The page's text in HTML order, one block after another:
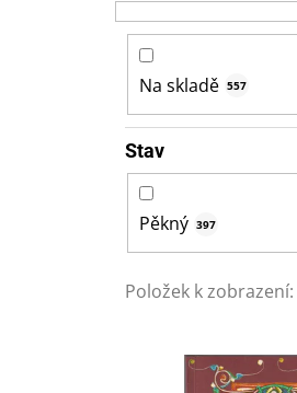
Na skladě 557
Stav
Pěkný 397
Položek k zobrazení: